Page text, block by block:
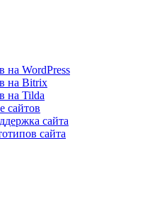
на WordPress
на Bitrix
на Tilda
сайтов
сайта
сайта